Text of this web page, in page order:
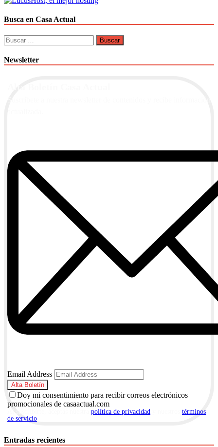
Busca en Casa Actual
Buscar:
Newsletter
Email Address
Doy mi consentimiento para recibir correos electrónicos
promocionales de casaactual.com
política de privacidad
términos
de servicio
Entradas recientes